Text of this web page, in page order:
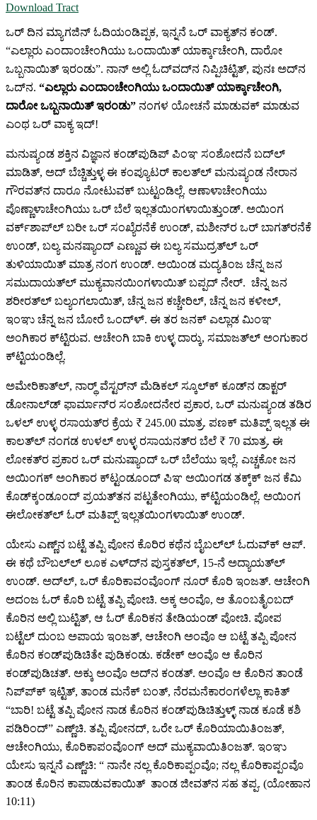
Download Tract
ಒರ್‍ ದಿನ ಮ್ಯಾಗಜಿನ್‍ ಓದಿಯಂಡಿಪ್ಪಕ, ಇನ್ನನೆ ಒರ್‍ ವಾಕ್ಯತ್‍ನ ಕಂಡ್‍.
“ಎಲ್ಲಾರು ಎಂದಾಂಚೇಂಗಿಯು ಒಂದಾಯಿತ್‍ ಯಾರ್ಕ್ಕಾಚೇಂಗಿ, ದಾರೋ
ಒಬ್ಬನಾಯಿತ್‍ ಇರಂಡು”. ನಾನ್‍ ಅಲ್ಲಿ ಓದ್‍ವದ್‍ನ ನಿಪ್ಪಿಚಿಟ್ಟಿತ್‍, ಪುನಃ ಅದ್‍ನ
ಒದ್‍ನ. “ಎಲ್ಲಾರು ಎಂದಾಂಚೇಂಗಿಯು ಒಂದಾಯಿತ್‍ ಯಾರ್ಕ್ಕಾಚೇಂಗಿ,
ದಾರೋ ಒಬ್ಬನಾಯಿತ್‍ ಇರಂಡು” ನಂಗಳ ಯೋಚನೆ ಮಾಡುವಕ್‍ ಮಾಡುವ
ಎಂಥ ಒರ್‍ ವಾಕ್ಯ ಇದ್‍!
ಮನುಷ್ಯಂಡ ಶಕ್ತಿನ ವಿಜ್ಞಾನ ಕಂಡ್‍ಪುಡಿಪ್‍ ಪಿಂಞ ಸಂಶೋದನೆ ಬದ್‍ಲ್‍
ಮಾಡಿತ್‍, ಅದ್‍ ಬೆಚ್ಚಿತ್ತುಳ್ಳ ಈ ಕಂಪ್ಯೂಟರ್‍ ಕಾಲತ್‍ಲ್‍ ಮನುಷ್ಯಂಡ ನೇರಾನ
ಗೌರವತ್‍ನ ದಾರೂ ನೋಟುವಕ್‍ ಬುಟ್ಟಂಡಿಲ್ಲೆ. ಆಣಾಳಾಚೇಂಗಿಯು
ಪೊಣ್ಣಾಳಾಚೇಂಗಿಯು ಒರ್‍ ಬೆಲೆ ಇಲ್ಲತಯಿಂಗಳಾಯಿತ್ತುಂಡ್‍. ಅಯಿಂಗ
ವರ್ಕ್‍ಶಾಪ್‍ಲ್‍ ಬರೀ ಒರ್‍ ಸಂಖ್ಯೆರನೆಕೆ ಉಂಡ್‍, ಮಶೀನ್‍ರ ಒರ್ ಬಾಗತ್‍ರನೆಕೆ
ಉಂಡ್‍, ಬಲ್ಯ ಮನಷ್ಯಾಂದ್‍ ಎಣ್ಣುವ ಈ ಬಲ್ಯ ಸಮುದ್ರತ್‍ಲ್‍ ಒರ್‍
ತುಳಿಯಾಯಿತ್‍ ಮಾತ್ರ ನಂಗ ಉಂಡ್‍. ಅಯಿಂಡ ಮದ್ಯತಿಂಜ ಚೆನ್ನ ಜನ
ಸಮುದಾಯತ್‍ಲ್‍ ಮುಕ್ಯವಾನಯಿಂಗಳಾಯಿತ್‍ ಬಪ್ಪದ್‍ ನೇರ್‍. ಚೆನ್ನ ಜನ
ಶರೀರತ್‍ಲ್‍ ಬಲ್ಯಂಗಲಾಯಿತ್‍, ಚೆನ್ನ ಜನ ಕಚ್ಚೇರಿಲ್‍, ಚೆನ್ನ ಜನ ಕಳೀಲ್‍,
ಇಂಞು ಚೆನ್ನ ಜನ ಬೋರೆ ಒಂದ್‍ಳ್. ಈ ತರ ಜನಕ್‍ ಎಲ್ಲಾಡ ಮಿಂಞ
ಅಂಗಿಕಾರ ಕ್‍ಟ್ಟಿರುವ. ಆಚೇಂಗಿ ಬಾಕಿ ಉಳ್ಳ ದಾರ್‍ಕು, ಸಮಾಜತ್‍ಲ್‍ ಅಂಗುಕಾರ
ಕ್‍ಟ್ಟಿಯಂಡಿಲ್ಲೆ.
ಅಮೇರಿಕಾತ್‍ಲ್‍, ನಾರ್ಥ್‍ ವೆಸ್ಟರ್‍ನ್‍ ಮೆಡಿಕಲ್‍ ಸ್ಕೂಲ್‍ಕ್‍ ಕೂಡ್‍ನ ಡಾಕ್ಟರ್‍
ಡೋನಾಲ್ಡ್‍ ಫಾರ್ಮಾನ್‍ರ ಸಂಶೋದನೇರ ಪ್ರಕಾರ, ಒರ್‍ ಮನುಷ್ಯಂಡ ತಡಿರ
ಒಳಲ್‍ ಉಳ್ಳ ರಸಾಯತ್‍ರ ಕ್ರೆಯ ₹ 245.00 ಮಾತ್ರ. ಪಣಕ್‍ ಮತಿಪ್ಪ್‌ ಇಲ್ಲತ ಈ
ಕಾಲತ್‍ಲ್‍ ನಂಗಡ ಉಳಲ್‍ ಉಳ್ಳ ರಸಾಯನತ್‍ರ ಬೆಲೆ ₹ 70 ಮಾತ್ರ. ಈ
ಲೋಕತ್‍ರ ಪ್ರಕಾರ ಒರ್‍ ಮನುಷ್ಯಾಂದ್‍ ಒರ್‍ ಬೆಲೆಯು ಇಲ್ಲೆ. ಎಚ್ಚಕೋ ಜನ
ಅಯಿಂಗಕ್‍ ಅಂಗಿಕಾರ ಕ್‍ಟ್ಟಂಡೂಂದ್‍ ಪಿಞ ಅಯಿಂಗಡ ತಕ್ಕ್‌ಕ್‍ ಜನ ಕೆಮಿ
ಕೊಡ್‍ಕ್ಕಂಡೂಂದ್‍ ಪ್ರಯತ್‍ತನ ಪಟ್ಟತೇಂಗಿಯು, ಕ್‍ಟ್ಟಿಯಂಡಿಲ್ಲೆ. ಅಯಿಂಗ
ಈಲೋಕತ್‍ಲ್‍ ಓರ್‍ ಮತಿಪ್ಪ್‌ ಇಲ್ಲತಯಿಂಗಳಾಯಿತ್‍ ಉಂಡ್‍.
ಯೇಸು ಎಣ್ಣ್‌ನ ಬಟ್ಟೆ ತಪ್ಪಿ ಪೋನ ಕೊರಿರ ಕಥೆನ ಬೈಬಲ್‍ಲ್‍ ಓದುವ್ಕ್‍ ಆಪ್.
ಈ ಕಥೆ ಬೌಬಲ್‍ಲ್‍ ಲೂಕ ಎಳ್‍ದ್‍ನ ಪುಸ್ತಕತ್‍ಲ್‍, 15-ನೆ ಅದ್ಯಾಯತ್‍ಲ್‍
ಉಂಡ್‍. ಅದ್‍ಲ್‍, ಒರ್‍ ಕೊರಿಕಾವಂವೊಂಗ್‍ ನೂರ್‍ ಕೊರಿ ಇಂಜತ್‍. ಆಚೇಂಗಿ
ಅದಂಜ ಓರ್‍ ಕೊರಿ ಬಟ್ಟೆ ತಪ್ಪಿ ಪೋಚಿ. ಅಕ್ಕ ಅಂವೊ, ಆ ತೊಂಬತೈಂಬದ್‍
ಕೊರಿನ ಅಲ್ಲಿ ಬುಟ್ಟಿತ್‍, ಆ ಓರ್‍ ಕೊರಿಕನ ತೇಡಿಯಂಡ್‍ ಪೋಚಿ. ಪೋಪ
ಬಟ್ಟೆಲ್‍ ದುಂಬ ಅಪಾಯ ಇಂಜತ್‍, ಆಚೇಂಗಿ ಅಂವೊ ಆ ಬಟ್ಟೆ ತಪ್ಪಿ ಪೋನ
ಕೊರಿನ ಕಂಡ್‍ಪುಡಿಚಿತೇ ಪುಡಿಕಂಡು. ಕಡೇಕ್‍ ಅಂವೊ ಆ ಕೊರಿನ
ಕಂಡ್‍ಪುಡಿಚತ್‍. ಅಕ್ಕು ಅಂವೊ ಅದ್‍ನ ಕಂಡತ್‍. ಅಂವೊ ಆ ಕೊರಿನ ತಾಂಡೆ
ನಿಪ್ಪ್‍ಕ್‍ ಇಟ್ಟಿತ್‍, ತಾಂಡ ಮನೆಕ್‍ ಬಂತ್‍, ನೆರಮನೆಕಾರಂಗಳೆಲ್ಲಾ ಕಾಕಿತ್‍
“ಬಾರಿ! ಬಟ್ಟೆ ತಪ್ಪಿ ಪೋನ ನಾಡ ಕೊರಿನ ಕಂಡ್‍ಪುಡಿಚಿತ್ತುಳ್ಳ್ ನಾಡ ಕೂಡೆ ಕಶಿ
ಪಡಿರಿಂದ್‍” ಎಣ್ಣ್‌ಚಿ. ತಪ್ಪಿ ಪೋನದ್‍, ಒರೇ ಒರ್‍ ಕೊರಿಯಾಯಿತಿಂಜತ್‍,
ಆಚೇಂಗಿಯು, ಕೊರಿಕಾಪಂವೊಂಗ್‍ ಅದ್‍ ಮುಕ್ಯವಾಯಿತಿಂಜತ್‍. ಇಂಞು
ಯೇಸು ಇನ್ನನೆ ಎಣ್ಣ್‌ಚಿ: “ ನಾನೇ ನಲ್ಲ ಕೊರಿಕಾಪ್ಪಂವೊ; ನಲ್ಲ ಕೊರಿಕಾಪ್ಪಂವೊ
ತಾಂಡ ಕೊರಿನ ಕಾಪಾಡುವಕಾಯಿತ್‍ ‌ ತಾಂಡ‍ ಜೀವತ್‍ನ ಸಹ ತಪ್ಪ. (ಯೋಹಾನ
10:11)